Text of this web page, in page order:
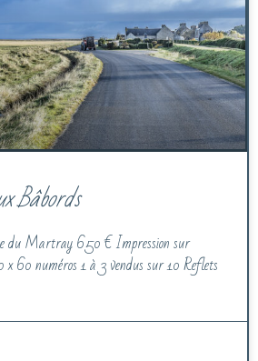
Bâbords
du Martray 650 € Impression sur
60 numéros 1 à 3 vendus sur 10 Reflets